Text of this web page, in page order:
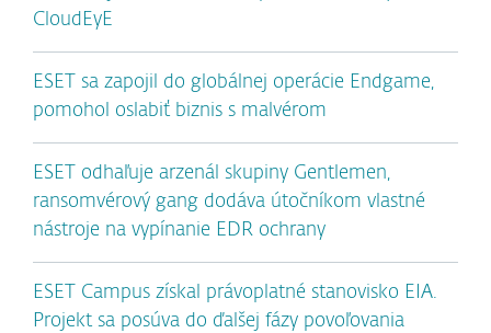
CloudEyE
ESET sa zapojil do globálnej operácie Endgame,
pomohol oslabiť biznis s malvérom
ESET odhaľuje arzenál skupiny Gentlemen,
ransomvérový gang dodáva útočníkom vlastné
nástroje na vypínanie EDR ochrany
ESET Campus získal právoplatné stanovisko EIA.
Projekt sa posúva do ďalšej fázy povoľovania